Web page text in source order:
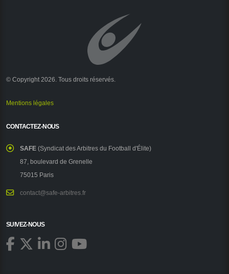
© Copyright 2026. Tous droits réservés.
Mentions légales
CONTACTEZ-NOUS
SAFE (Syndicat des Arbitres du Football d'Élite)
87, boulevard de Grenelle
75015 Paris
contact@safe-arbitres.fr
SUIVEZ-NOUS